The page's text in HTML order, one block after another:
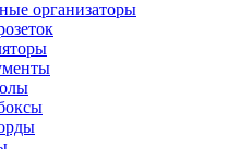
организаторы